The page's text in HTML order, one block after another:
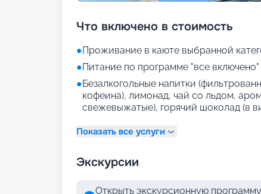
Что включено в стоимость
●Проживание в каюте выбранной
●Питание по программе "все
●Безалкогольные напитки
кофеина), лимонад, чай со льдом,
свежевыжатые), горячий шоколад (в
Показать все услуги
Экскурсии
Открыть экскурсионную